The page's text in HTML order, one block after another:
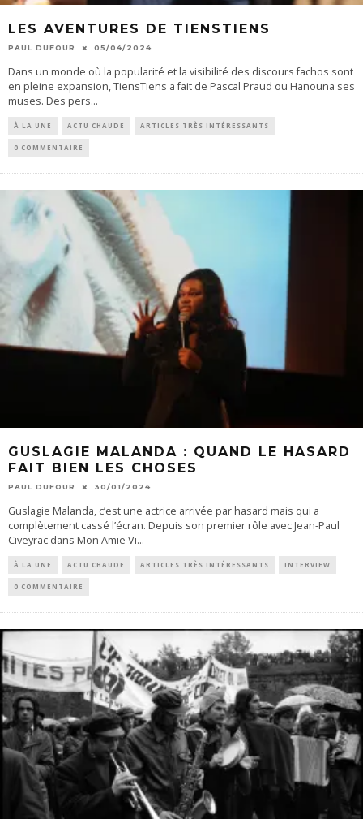
LES AVENTURES DE TIENSTIENS
PAUL DUFOUR 05/04/2024
Dans un monde où la popularité et la visibilité des discours fachos sont
en pleine expansion, TiensTiens a fait de Pascal Praud ou Hanouna ses
muses. Des pers...
À LA UNE ACTU CHAUDE ARTICLES TRÈS INTÉRESSANTS
0 COMMENTAIRE
GUSLAGIE MALANDA : QUAND LE HASARD
FAIT BIEN LES CHOSES
PAUL DUFOUR 30/01/2024
Guslagie Malanda, c’est une actrice arrivée par hasard mais qui a
complètement cassé l’écran. Depuis son premier rôle avec Jean-Paul
Civeyrac dans Mon Amie Vi...
À LA UNE ACTU CHAUDE ARTICLES TRÈS INTÉRESSANTS INTERVIEW
0 COMMENTAIRE